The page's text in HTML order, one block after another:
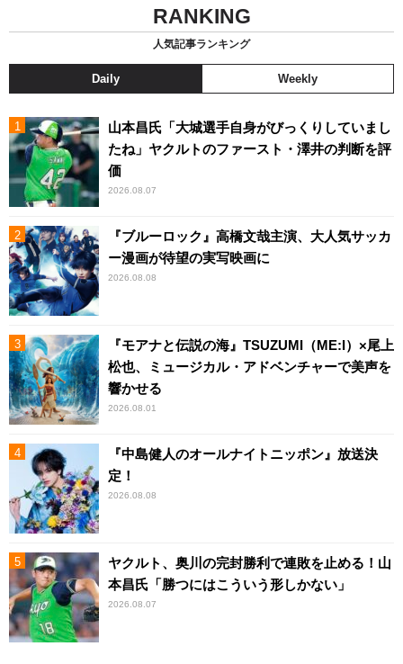
RANKING
人気記事ランキング
Daily Weekly
山本昌氏「大城選手自身がびっくりしていまし
たね」ヤクルトのファースト・澤井の判断を評
価
2026.08.07
『ブルーロック』高橋文哉主演、大人気サッカ
ー漫画が待望の実写映画に
2026.08.08
『モアナと伝説の海』TSUZUMI（ME:I）×尾上
松也、ミュージカル・アドベンチャーで美声を
響かせる
2026.08.01
『中島健人のオールナイトニッポン』放送決
定！
2026.08.08
ヤクルト、奥川の完封勝利で連敗を止める！山
本昌氏「勝つにはこういう形しかない」
2026.08.07